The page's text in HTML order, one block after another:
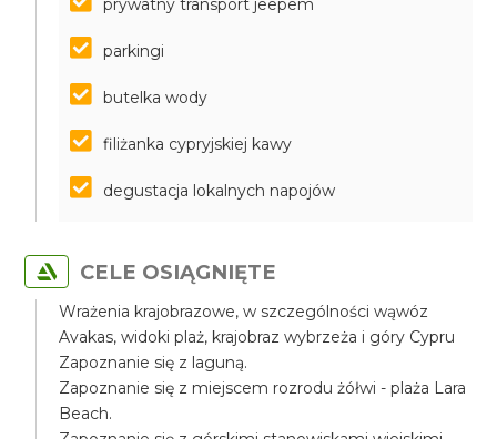
prywatny transport jeepem
parkingi
butelka wody
filiżanka cypryjskiej kawy
degustacja lokalnych napojów
CELE OSIĄGNIĘTE
Wrażenia krajobrazowe, w szczególności wąwóz
Avakas, widoki plaż, krajobraz wybrzeża i góry Cypru
Zapoznanie się z laguną.
Zapoznanie się z miejscem rozrodu żółwi - plaża Lara
Beach.